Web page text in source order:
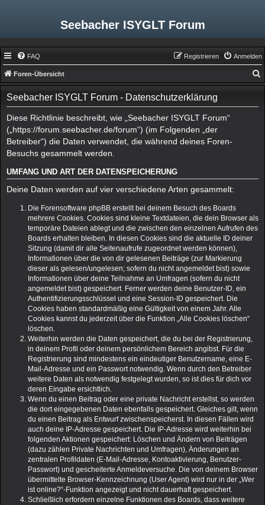
Seebacher ISYGLT Forum
FAQ Anmelden
Registrieren
Foren-Übersicht
u
Seebacher ISYGLT Forum - Datenschutzerklärung
Diese Richtlinie beschreibt, wie „Seebacher ISYGLT Forum“
(„https://forum.seebacher.de/forum“) (im Folgenden „der
Betreiber“) die Daten verwendet, die während deines Foren-
Besuchs gesammelt werden.
UMFANG UND ART DER DATENSPEICHERUNG
Deine Daten werden auf vier verschiedene Arten gesammelt:
Die Forensoftware phpBB erstellt bei deinem Besuch des Boards
mehrere Cookies. Cookies sind kleine Textdateien, die dein Browser als
temporäre Dateien ablegt und die zwischen den einzelnen Aufrufen des
Boards erhalten bleiben. In diesen Cookies sind die aktuelle ID deiner
Sitzung (damit dir alle Seitenaufrufe zugeordnet werden können),
Informationen über die von dir gelesenen Beiträge (zur Markierung
dieser als gelesen/ungelesen; sofern du nicht angemeldet bist) sowie
Informationen über deine Teilnahme an Umfragen (sofern du nicht
angemeldet bist) gespeichert. Ferner werden deine Benutzer-ID, ein
Authentifizierungsschlüssel und eine Session-ID gespeichert. Die
Cookies haben standardmäßig eine Gültigkeit von einem Jahr. Alle
Cookies kannst du jederzeit über die Funktion „Alle Cookies löschen“
löschen.
Weiterhin werden die Daten gespeichert, die du bei der Registrierung,
in deinem Profil oder deinem persönlichem Bereich angibst. Für die
Registrierung sind mindestens ein eindeutiger Benutzername, eine E-
Mail-Adresse und ein Passwort notwendig. Wenn durch den Betreiber
weitere Daten als notwendig festgelegt wurden, so ist dies für dich vor
deren Eingabe ersichtlich.
Wenn du einen Beitrag oder eine private Nachricht erstellst, so werden
die dort eingegebenen Daten ebenfalls gespeichert. Gleiches gilt, wenn
du einen Beitrag als Entwurf zwischenspeicherst. In diesen Fällen wird
auch deine IP-Adresse gespeichert. Die IP-Adresse wird weiterhin bei
folgenden Aktionen gespeichert: Löschen und Ändern von Beiträgen
(dazu zählen Private Nachrichten und Umfragen), Änderungen an
zentralen Profildaten (E-Mail-Adresse, Kontoaktivierung, Benutzer-
Passwort) und gescheiterte Anmeldeversuche. Die von deinem Browser
übermittelte Browser-Kennzeichnung (User Agent) wird nur in der „Wer
ist online?“-Funktion angezeigt und nicht dauerhaft gespeichert.
Schließlich erfordern einzelne Funktionen des Boards, dass weitere